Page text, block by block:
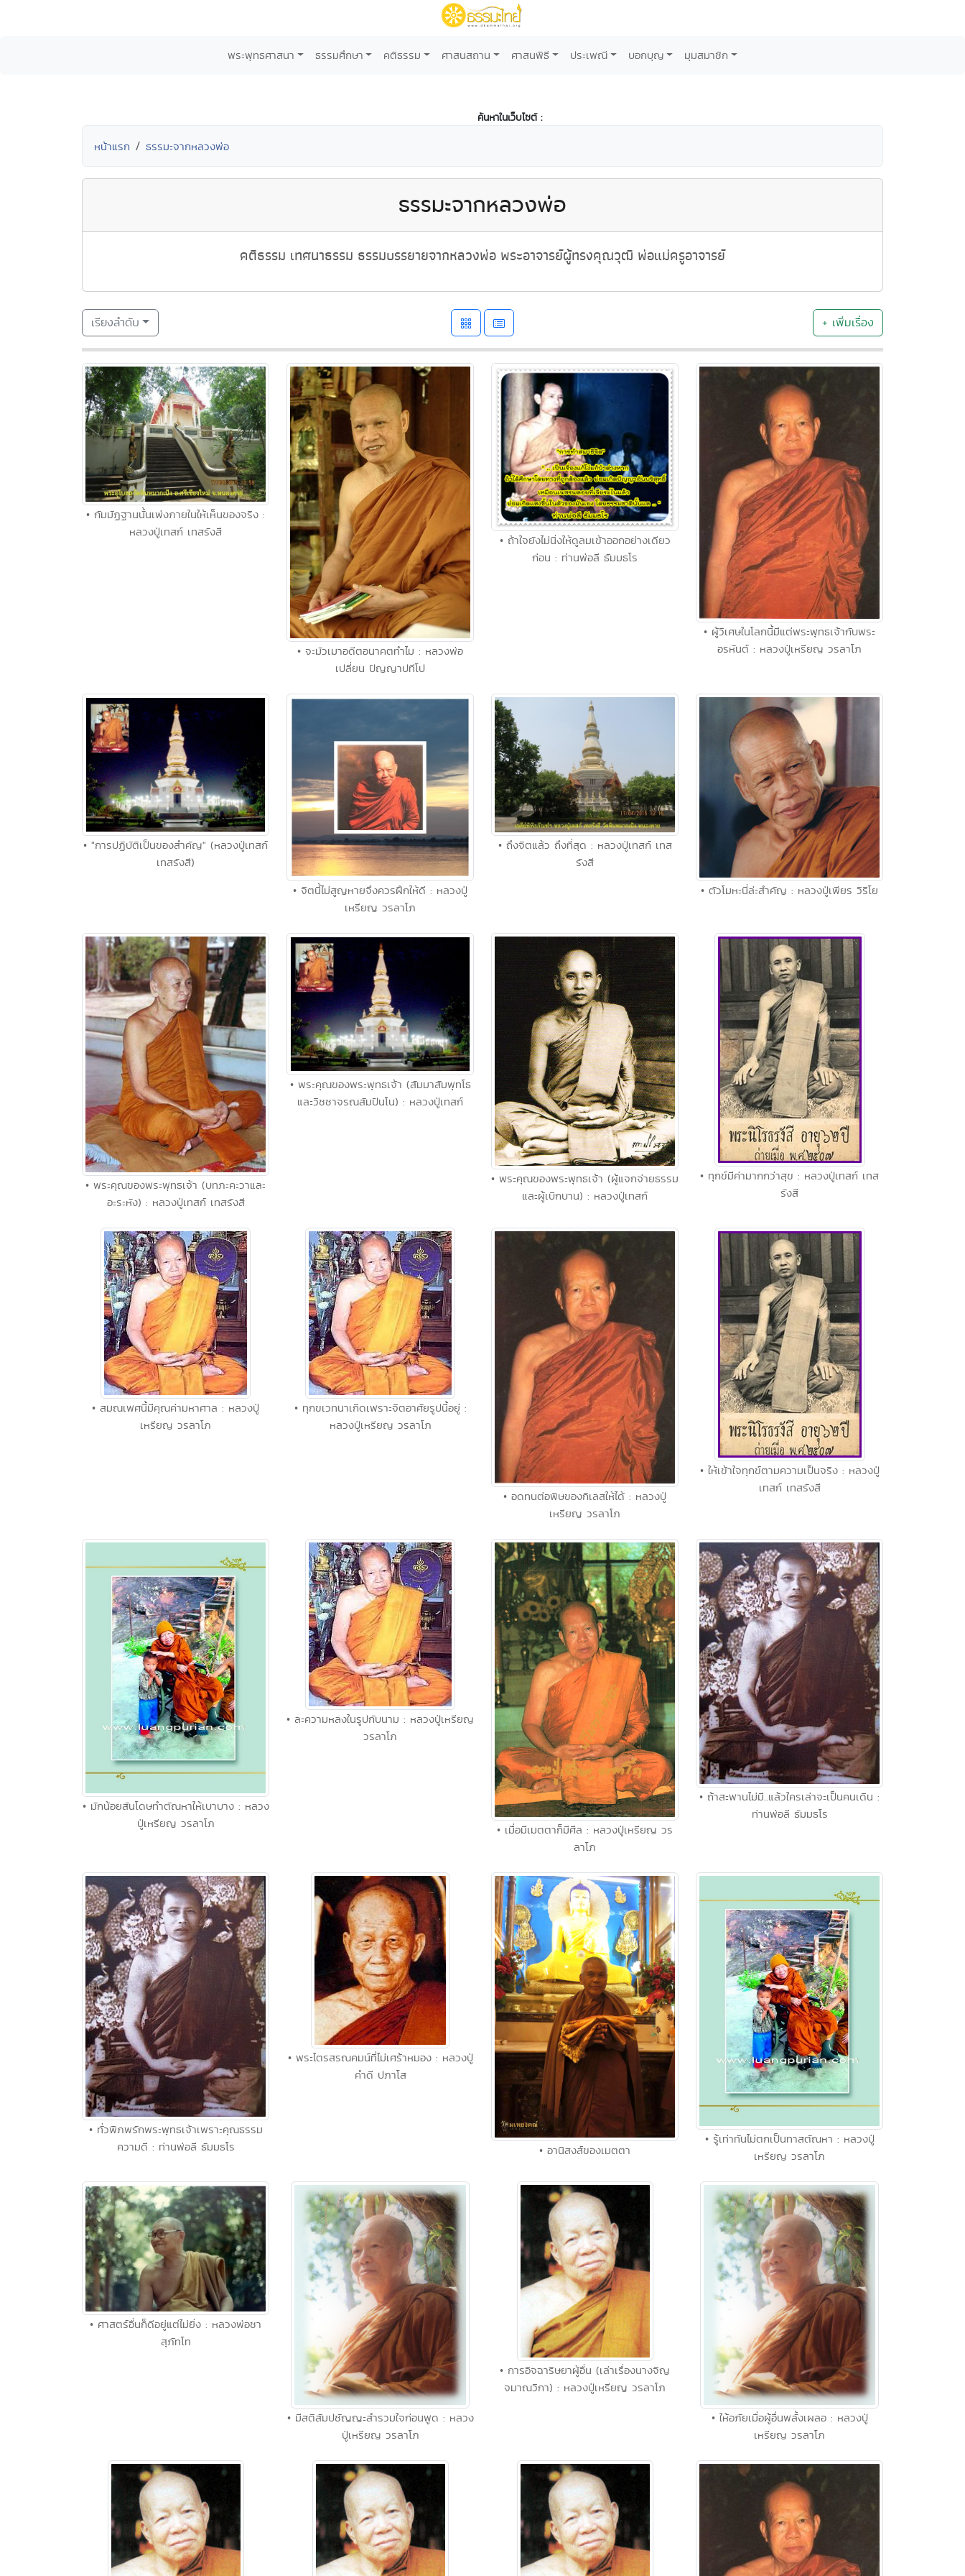
พระพุทธศาสนา ธรรมศึกษา คติธรรม ศาสนสถาน ศาสนพิธี ประเพณี บอกบุญ มุมสมาชิก
ค้นหาในเว็บไซต์ :
หน้าแรก ธรรมะจากหลวงพ่อ
ธรรมะจากหลวงพ่อ
คติธรรม เทศนาธรรม ธรรมบรรยายจากหลวงพ่อ พระอาจารย์ผู้ทรงคุณวุฒิ พ่อแม่ครูอาจารย์
เรียงลำดับ + เพิ่มเรื่อง
• กัมมัฏฐานนั้นเพ่งภายในให้เห็นของจริง :
หลวงปู่เทสก์ เทสรังสี
• จะมัวเมาอดีตอนาคตทำไม : หลวงพ่อ
เปลี่ยน ปัญญาปทีโป
• ถ้าใจยังไม่นิ่งให้ดูลมเข้าออกอย่างเดียว
ก่อน : ท่านพ่อลี ธัมมธโร
• ผู้วิเศษในโลกนี้มีแต่พระพุทธเจ้ากับพระ
อรหันต์ : หลวงปู่เหรียญ วรลาโภ
• "การปฏิบัติเป็นของสำคัญ" (หลวงปู่เทสก์
เทสรังสี)
• จิตนี้ไม่สูญหายจึงควรฝึกให้ดี : หลวงปู่
เหรียญ วรลาโภ
• ถึงจิตแล้ว ถึงที่สุด : หลวงปู่เทสก์ เทส
รังสี
• ตัวโมหะนี่ล่ะสำคัญ : หลวงปู่เพียร วิริโย
• พระคุณของพระพุทธเจ้า (บทภะคะวาและ
อะระหัง) : หลวงปู่เทสก์ เทสรังสี
• พระคุณของพระพุทธเจ้า (สัมมาสัมพุทโธ
และวิชชาจรณสัมปันโน) : หลวงปู่เทสก์
• พระคุณของพระพุทธเจ้า (ผู้แจกจ่ายธรรม
และผู้เบิกบาน) : หลวงปู่เทสก์
• ทุกข์มีค่ามากกว่าสุข : หลวงปู่เทสก์ เทส
รังสี
• สมณเพศนี้มีคุณค่ามหาศาล : หลวงปู่
เหรียญ วรลาโภ
• ทุกขเวทนาเกิดเพราะจิตอาศัยรูปนี้อยู่ :
หลวงปู่เหรียญ วรลาโภ
• อดทนต่อพิษของกิเลสให้ได้ : หลวงปู่
เหรียญ วรลาโภ
• ให้เข้าใจทุกข์ตามความเป็นจริง : หลวงปู่
เทสก์ เทสรังสี
• มักน้อยสันโดษทำตัณหาให้เบาบาง : หลวง
ปู่เหรียญ วรลาโภ
• ละความหลงในรูปกับนาม : หลวงปู่เหรียญ
วรลาโภ
• เมื่อมีเมตตาก็มีศีล : หลวงปู่เหรียญ วร
ลาโภ
• ถ้าสะพานไม่มี..แล้วใครเล่าจะเป็นคนเดิน :
ท่านพ่อลี ธัมมธโร
• ทั่วพิภพรักพระพุทธเจ้าเพราะคุณธรรม
ความดี : ท่านพ่อลี ธัมมธโร
• พระไตรสรณคมน์ที่ไม่เศร้าหมอง : หลวงปู่
คำดี ปภาโส
• อานิสงส์ของเมตตา
• รู้เท่าทันไม่ตกเป็นทาสตัณหา : หลวงปู่
เหรียญ วรลาโภ
• ศาสตร์อื่นก็ดีอยู่แต่ไม่ยิ่ง : หลวงพ่อชา
สุภัทโท
• มีสติสัมปชัญญะสำรวมใจก่อนพูด : หลวง
ปู่เหรียญ วรลาโภ
• การอิจฉาริษยาผู้อื่น (เล่าเรื่องนางจิญ
จมาณวิกา) : หลวงปู่เหรียญ วรลาโภ
• ให้อภัยเมื่อผู้อื่นพลั้งเผลอ : หลวงปู่
เหรียญ วรลาโภ